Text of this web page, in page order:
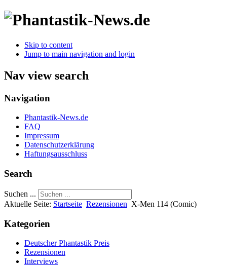
Skip to content
Jump to main navigation and login
Nav view search
Navigation
Phantastik-News.de
FAQ
Impressum
Datenschutzerklärung
Haftungsausschluss
Search
Suchen ...
Aktuelle Seite: Startseite Rezensionen X-Men 114 (Comic)
Kategorien
Deutscher Phantastik Preis
Rezensionen
Interviews